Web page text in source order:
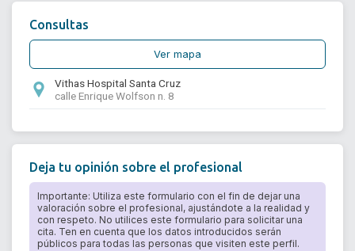
Consultas
Ver mapa
Vithas Hospital Santa Cruz
calle Enrique Wolfson n. 8
Deja tu opinión sobre el profesional
Importante: Utiliza este formulario con el fin de dejar una
valoración sobre el profesional, ajustándote a la realidad y
con respeto. No utilices este formulario para solicitar una
cita. Ten en cuenta que los datos introducidos serán
públicos para todas las personas que visiten este perfil.